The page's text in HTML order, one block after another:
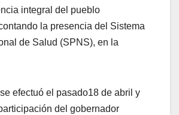
integral del pueblo
la presencia del Sistema
de Salud (SPNS), en la
efectuó el pasado18 de abril y
del gobernador